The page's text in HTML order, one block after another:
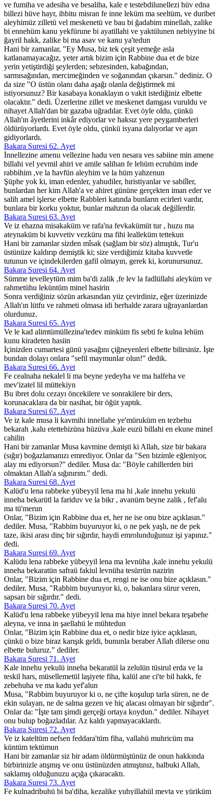
ve fumiha ve adesiha ve besaliha, kale e testebdilunellezi hüv edna
billezi hüve hayr, ihbitu misran fe inne leküm ma seeltüm, ve duribet
aleyhimüz zilletü vel meskenetü ve bau bi ğadabim minellah, zalike
bi ennehüm kanu yekfürune bi ayatillahi ve yaktülunen nebiyyine bi
ğayril hakk, zalike bi ma asav ve kanu ya'tedun
Hani bir zamanlar, "Ey Musa, biz tek çeşit yemeğe asla
katlanamayacağız, yeter artık bizim için Rabbine dua et de bize
yerin yetiştirdiği şeylerden; sebzesinden, kabağından,
sarmısağından, mercimeğinden ve soğanından çıkarsın." dediniz. O
da size "O üstün olanı daha aşağı olanla değiştirmek mi
istiyorsunuz? Bir kasabaya konaklayın o vakit istediğiniz elbette
olacaktır." dedi. Üzerlerine zillet ve meskenet damgası vuruldu ve
nihayet Allah'dan bir gazaba uğradılar. Evet öyle oldu, çünkü
Allah'ın âyetlerini inkâr ediyorlar ve haksız yere peygamberleri
öldürüyorlardı. Evet öyle oldu, çünkü isyana dalıyorlar ve aşırı
gidiyorlardı.
Bakara Suresi 62. Ayet
İnnellezine amenu vellezine hadu ven nesara ves sabiine min amene
billahi vel yevmil ahiri ve amile salihan fe lehüm ecruhüm inde
rabbihim ,ve la havfün aleyhim ve la hüm yahzenun
Şüphe yok ki, iman edenler, yahudiler, hıristiyanlar ve sabiîler,
bunlardan her kim Allah'a ve ahiret gününe gerçekten iman eder ve
salih amel işlerse elbette Rabbleri katında bunların ecirleri vardır,
bunlara bir korku yoktur, bunlar mahzun da olacak değillerdir.
Bakara Suresi 63. Ayet
Ve iz ehazna misakaküm ve rafa'na fevkakümüt tur , huzu ma
ateynaküm bi kuvvetiv vezküru ma fihi lealleküm tettekun
Hani bir zamanlar sizden mîsak (sağlam bir söz) almıştık, Tur'u
üstünüze kaldırıp demiştik ki; size verdiğimiz kitaba kuvvetle
tutunun ve içindekilerden gafil olmayın, gerek ki, korunursunuz.
Bakara Suresi 64. Ayet
Sümme tevelleytüm mim ba'di zalik ,fe lev la fadlüllahi aleyküm ve
rahmetühu leküntüm minel hasirin
Sonra verdiğiniz sözün arkasından yüz çevirdiniz, eğer üzerinizde
Allah'ın lütfu ve rahmeti olmasa idi herhalde zarara uğrayanlardan
olurdunuz.
Bakara Suresi 65. Ayet
Ve le kad alimtümüllezina'tedev minküm fis sebti fe kulna lehüm
kunu kiradeten hasiin
İçinizden cumartesi günü yasağını çiğneyenleri elbette bilirsiniz. İşte
bundan dolayı onlara "sefil maymunlar olun!" dedik.
Bakara Suresi 66. Ayet
Fe cealnaha nekalel li ma beyne yedeyha ve ma halfeha ve
mev'izatel lil müttekiyn
Bu ibret dolu cezayı öncekilere ve sonrakilere bir ders,
korunacaklara da bir nasihat, bir öğüt yaptık.
Bakara Suresi 67. Ayet
Ve iz kale musa li kavmihi innellahe ye'müruküm en tezbehu
bekarah ,kalu etettehizüna hüzüva ,kale euzü billahi en ekune minel
cahilin
Hani bir zamanlar Musa kavmine demişti ki Allah, size bir bakara
(sığır) boğazlamanızı emrediyor. Onlar da "Sen bizimle eğleniyor,
alay mı ediyorsun?" dediler. Musa da: "Böyle cahillerden biri
olmaktan Allah'a sığınırım." dedi.
Bakara Suresi 68. Ayet
Kalüd'u lena rabbeke yübeyyil lena ma hi ,kale innehu yekulü
inneha bekarütl la fariduv ve la bikr , avanüm beyne zalik , fef'alu
ma tü'merun
Onlar, "Bizim için Rabbine dua et, her ne ise onu bize açıklasın."
dediler. Musa, "Rabbim buyuruyor ki, o ne pek yaşlı, ne de pek
taze, ikisi arası dinç bir sığırdır, haydi emrolunduğunuz işi yapınız."
dedi.
Bakara Suresi 69. Ayet
Kalüdu lena rabbeke yübeyyil lena ma levnüha ,kale innehu yekulü
inneha bekaratün safraü fakiul levnüha tesürrün nazirin
Onlar, "Bizim için Rabbine dua et, rengi ne ise onu bize açıklasın."
dediler. Musa, "Rabbim buyuruyor ki, o, bakanlara sürur veren,
sapsarı bir sığırdır." dedi.
Bakara Suresi 70. Ayet
Kalüd'u lena rabbeke yübeyyil lena ma hiye innel bekara teşabehe
aleyna, ve inna in şaellahü le mühtedun
Onlar, "Bizim için Rabbine dua et, o nedir bize iyice açıklasın,
çünkü o bize biraz karışık geldi, bununla beraber Allah dilerse onu
elbette buluruz." dediler.
Bakara Suresi 71. Ayet
Kale innehu yekulü inneha bekaratül la zelulün tüsirul erda ve la
teskil hars, müsellemetül laşiyete fiha, kalül ane ci'te bil hakk, fe
zebehuha ve ma kadu yef'alun
Musa, "Rabbim buyuruyor ki o, ne çifte koşulup tarla süren, ne de
ekin sulayan, ne de salma gezen ve hiç alacası olmayan bir sığırdır".
Onlar da: "İşte tam şimdi gerçeği ortaya koydun." dediler. Nihayet
onu bulup boğazladılar. Az kaldı yapmayacaklardı.
Bakara Suresi 72. Ayet
Ve iz kateltüm nefsen feddara'tüm fiha, vallahü muhricüm ma
küntüm tektümun
Hani bir zamanlar siz bir adam öldürmüştünüz de onun hakkında
birbirinizle atışmış ve onu üstünüzden atmıştınız, halbuki Allah,
saklamış olduğunuzu açığa çıkaracaktı.
Bakara Suresi 73. Ayet
Fe kulnadribuhü bi ba'diha, kezalike yuhyillahül mevta ve yüriküm